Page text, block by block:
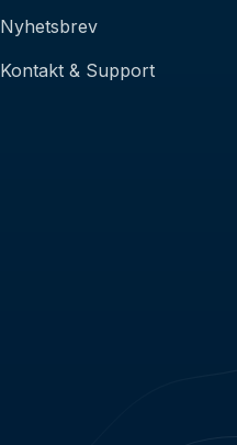
Nyhetsbrev
Kontakt & Support